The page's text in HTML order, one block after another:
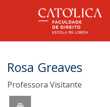
Rosa Greaves
Professora Visitante